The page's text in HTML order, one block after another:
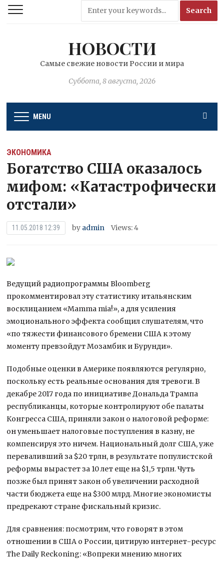
НОВОСТИ
Самые свежие новости России и мира
Суббота, 8 августа, 2026
MENU
ЭКОНОМИКА
Богатство США оказалось
мифом: «Катастрофически
отстали»
11.05.2018 12:39 by admin Views: 4
Ведущий радиопрограммы Bloomberg
прокомментировал эту статистику итальянским
восклицанием «Mamma mia!», а для усиления
эмоционального эффекта сообщил слушателям, что
«по тяжести финансового бремени США к этому
моменту превзойдут Мозамбик и Бурунди».
Подобные оценки в Америке появляются регулярно,
поскольку есть реальные основания для тревоги. В
декабре 2017 года по инициативе Дональда Трампа
республиканцы, которые контролируют обе палаты
Конгресса США, приняли закон о налоговой реформе:
он уменьшает налоговые поступления в казну, не
компенсируя это ничем. Национальный долг США, уже
переваливший за $20 трлн, в результате популистской
реформы вырастет за 10 лет еще на $1,5 трлн. Чуть
позже был принят закон об увеличении расходной
части бюджета еще на $300 млрд. Многие экономисты
предрекают стране фискальный кризис.
Для сравнения: посмотрим, что говорят в этом
отношении в США о России, цитирую интернет-ресурс
The Daily Reckoning: «Вопреки мнению многих